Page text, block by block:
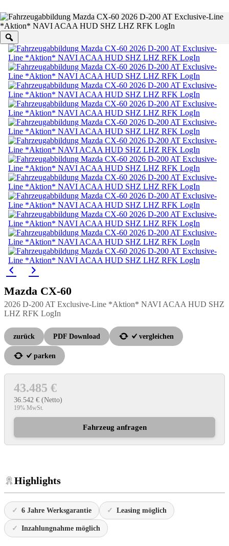
Mazda CX-60
2026 D-200 AT Exclusive-Line *Aktion* NAVI ACAA HUD SHZ
LHZ RFK LogIn
zurück PDF Download vergleichen
parken
43.485 €
36.542 € (Netto)
19% MwSt.
Fahrzeug anfragen
Highlights
6 Jahre Werksgarantie Leasing möglich
Inzahlungnahme möglich